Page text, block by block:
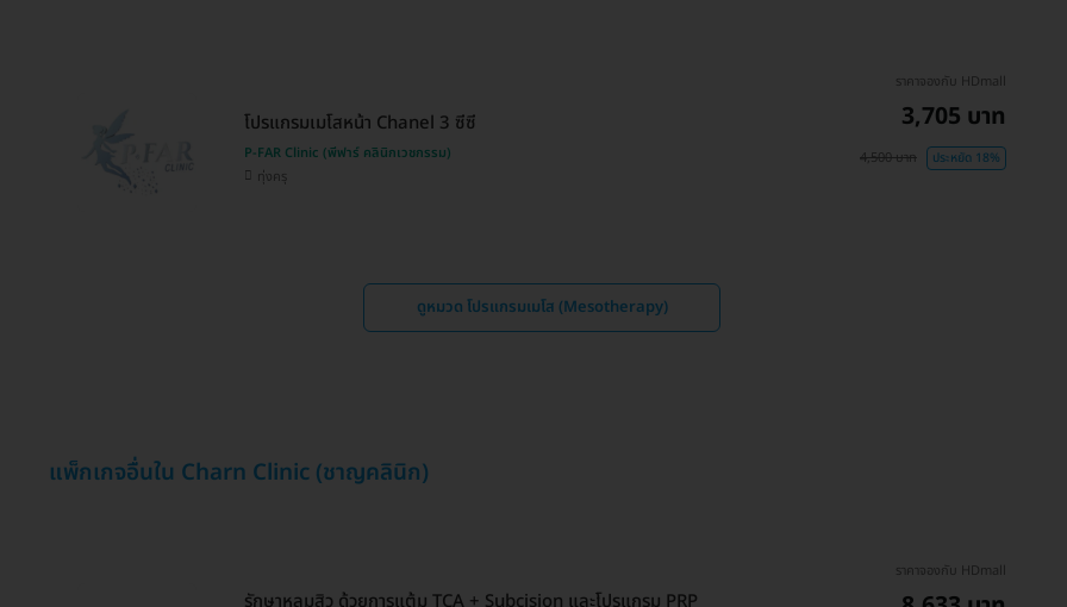
โปรแกรมเมโสหน้า Chanel 3 ซีซี
P-FAR Clinic (พีฟาร์ คลินิกเวชกรรม)
ทุ่งครุ
ราคาจองกับ HDmall
3,705 บาท
4,500 บาท ประหยัด 18%
ดูหมวด โปรแกรมเมโส (Mesotherapy)
แพ็กเกจอื่นใน Charn Clinic (ชาญคลินิก)
รักษาหลุมสิว ด้วยการแต้ม TCA + Subcision และโปรแกรม PRP
ราคาจองกับ HDmall